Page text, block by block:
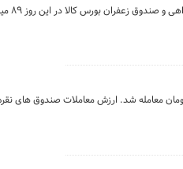
خلاصه معاملات بازار زعفران در روز
۲۲ تیر ماه) در بازار گواهی سپرده ۹۹۵ کیلوگرم شمش نقره به ارزش ۳۶۶.۷ میلیارد تومان معامله شد. ارزش معاملات صندوق